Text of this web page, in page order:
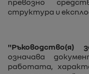
превозно
структура и
"Ръководство(я)
означава
работата,